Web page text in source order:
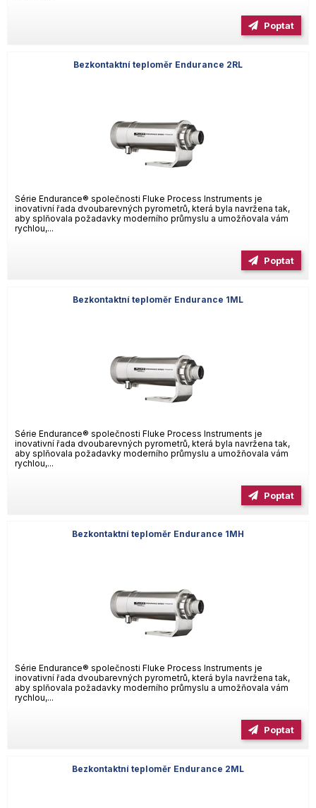
Poptat
Bezkontaktní teploměr Endurance 2RL
Série Endurance® společnosti Fluke Process Instruments je
inovativní řada dvoubarevných pyrometrů, která byla navržena tak,
aby splňovala požadavky moderního průmyslu a umožňovala vám
rychlou,...
Poptat
Bezkontaktní teploměr Endurance 1ML
Série Endurance® společnosti Fluke Process Instruments je
inovativní řada dvoubarevných pyrometrů, která byla navržena tak,
aby splňovala požadavky moderního průmyslu a umožňovala vám
rychlou,...
Poptat
Bezkontaktní teploměr Endurance 1MH
Série Endurance® společnosti Fluke Process Instruments je
inovativní řada dvoubarevných pyrometrů, která byla navržena tak,
aby splňovala požadavky moderního průmyslu a umožňovala vám
rychlou,...
Poptat
Bezkontaktní teploměr Endurance 2ML